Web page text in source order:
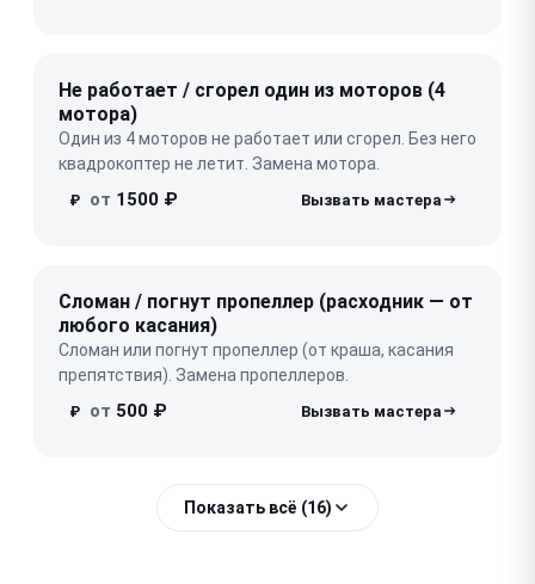
Не работает / сгорел один из моторов (4
мотора)
Один из 4 моторов не работает или сгорел. Без него
квадрокоптер не летит. Замена мотора.
₽ от 1500 ₽
Сломан / погнут пропеллер (расходник — от
любого касания)
Сломан или погнут пропеллер (от краша, касания
препятствия). Замена пропеллеров.
₽ от 500 ₽
Показать всё (16)